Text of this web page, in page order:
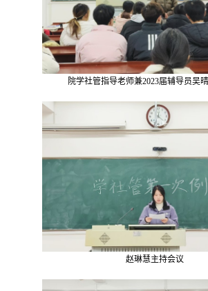
院学社管指导老师兼2023届辅导员吴
赵琳慧主持会议